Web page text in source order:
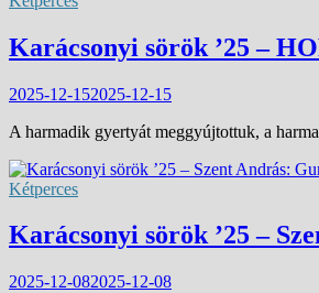
Karácsonyi sörök ’25 –
2025-12-152025-12-15
A harmadik gyertyát meggyújtottuk, a
Kétperces
Karácsonyi sörök ’25 –
2025-12-082025-12-08